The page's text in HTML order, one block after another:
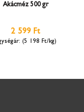
Akácméz 500 gr
2 599 Ft
(5 198 Ft/kg)